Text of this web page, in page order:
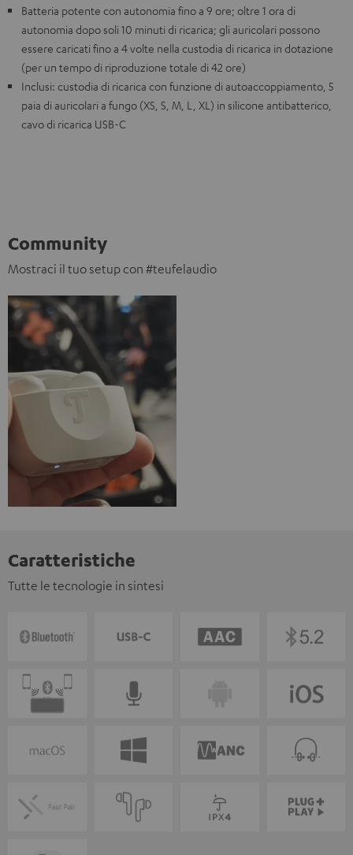
Batteria potente con autonomia fino a 9 ore; oltre 1 ora di
autonomia dopo soli 10 minuti di ricarica; gli auricolari possono
essere caricati fino a 4 volte nella custodia di ricarica in dotazione
(per un tempo di riproduzione totale di 42 ore)
Inclusi: custodia di ricarica con funzione di autoaccoppiamento, 5
paia di auricolari a fungo (XS, S, M, L, XL) in silicone antibatterico,
cavo di ricarica USB-C
Community
Mostraci il tuo setup con #teufelaudio
Caratteristiche
Tutte le tecnologie in sintesi